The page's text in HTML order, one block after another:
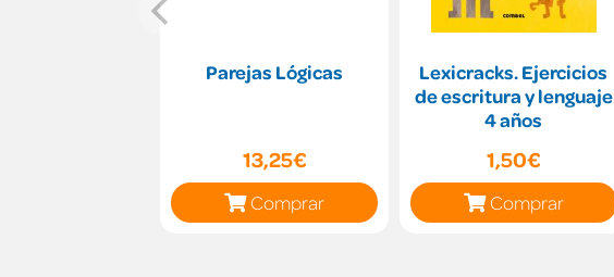
Parejas Lógicas
13,25€
Comprar
Lexicracks. Ejercicios
de escritura y lenguaje
4 años
1,50€
Comprar